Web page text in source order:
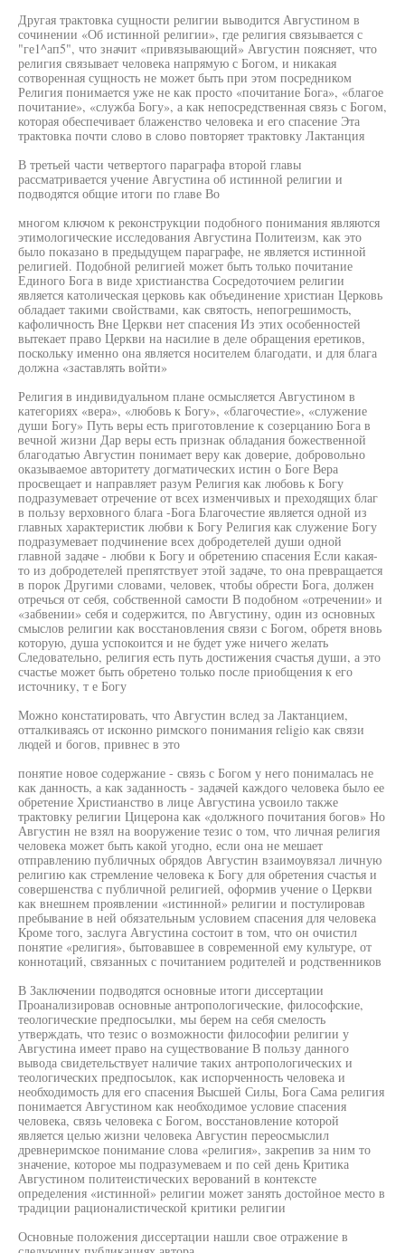
Другая трактовка сущности религии выводится Августином в
сочинении «Об истинной религии», где религия связывается с
"ге1^ап5", что значит «привязывающий» Августин поясняет, что
религия связывает человека напрямую с Богом, и никакая
сотворенная сущность не может быть при этом посредником
Религия понимается уже не как просто «почитание Бога», «благое
почитание», «служба Богу», а как непосредственная связь с Богом,
которая обеспечивает блаженство человека и его спасение Эта
трактовка почти слово в слово повторяет трактовку Лактанция
В третьей части четвертого параграфа второй главы
рассматривается учение Августина об истинной религии и
подводятся общие итоги по главе Во
многом ключом к реконструкции подобного понимания являются
этимологические исследования Августина Политеизм, как это
было показано в предыдущем параграфе, не является истинной
религией. Подобной религией может быть только почитание
Единого Бога в виде христианства Сосредоточием религии
является католическая церковь как объединение христиан Церковь
обладает такими свойствами, как святость, непогрешимость,
кафоличность Вне Церкви нет спасения Из этих особенностей
вытекает право Церкви на насилие в деле обращения еретиков,
поскольку именно она является носителем благодати, и для блага
должна «заставлять войти»
Религия в индивидуальном плане осмысляется Августином в
категориях «вера», «любовь к Богу», «благочестие», «служение
души Богу» Путь веры есть приготовление к созерцанию Бога в
вечной жизни Дар веры есть признак обладания божественной
благодатью Августин понимает веру как доверие, добровольно
оказываемое авторитету догматических истин о Боге Вера
просвещает и направляет разум Религия как любовь к Богу
подразумевает отречение от всех изменчивых и преходящих благ
в пользу верховного блага -Бога Благочестие является одной из
главных характеристик любви к Богу Религия как служение Богу
подразумевает подчинение всех добродетелей души одной
главной задаче - любви к Богу и обретению спасения Если какая-
то из добродетелей препятствует этой задаче, то она превращается
в порок Другими словами, человек, чтобы обрести Бога, должен
отречься от себя, собственной самости В подобном «отречении» и
«забвении» себя и содержится, по Августину, один из основных
смыслов религии как восстановления связи с Богом, обретя вновь
которую, душа успокоится и не будет уже ничего желать
Следовательно, религия есть путь достижения счастья души, а это
счастье может быть обретено только после приобщения к его
источнику, т е Богу
Можно констатировать, что Августин вслед за Лактанцием,
отталкиваясь от исконно римского понимания religio как связи
людей и богов, привнес в это
понятие новое содержание - связь с Богом у него понималась не
как данность, а как заданность - задачей каждого человека было ее
обретение Христианство в лице Августина усвоило также
трактовку религии Цицерона как «должного почитания богов» Но
Августин не взял на вооружение тезис о том, что личная религия
человека может быть какой угодно, если она не мешает
отправлению публичных обрядов Августин взаимоувязал личную
религию как стремление человека к Богу для обретения счастья и
совершенства с публичной религией, оформив учение о Церкви
как внешнем проявлении «истинной» религии и постулировав
пребывание в ней обязательным условием спасения для человека
Кроме того, заслуга Августина состоит в том, что он очистил
понятие «религия», бытовавшее в современной ему культуре, от
коннотаций, связанных с почитанием родителей и родственников
В Заключении подводятся основные итоги диссертации
Проанализировав основные антропологические, философские,
теологические предпосылки, мы берем на себя смелость
утверждать, что тезис о возможности философии религии у
Августина имеет право на существование В пользу данного
вывода свидетельствует наличие таких антропологических и
теологических предпосылок, как испорченность человека и
необходимость для его спасения Высшей Силы, Бога Сама религия
понимается Августином как необходимое условие спасения
человека, связь человека с Богом, восстановление которой
является целью жизни человека Августин переосмыслил
древнеримское понимание слова «религия», закрепив за ним то
значение, которое мы подразумеваем и по сей день Критика
Августином политеистических верований в контексте
определения «истинной» религии может занять достойное место в
традиции рационалистической критики религии
Основные положения диссертации нашли свое отражение в